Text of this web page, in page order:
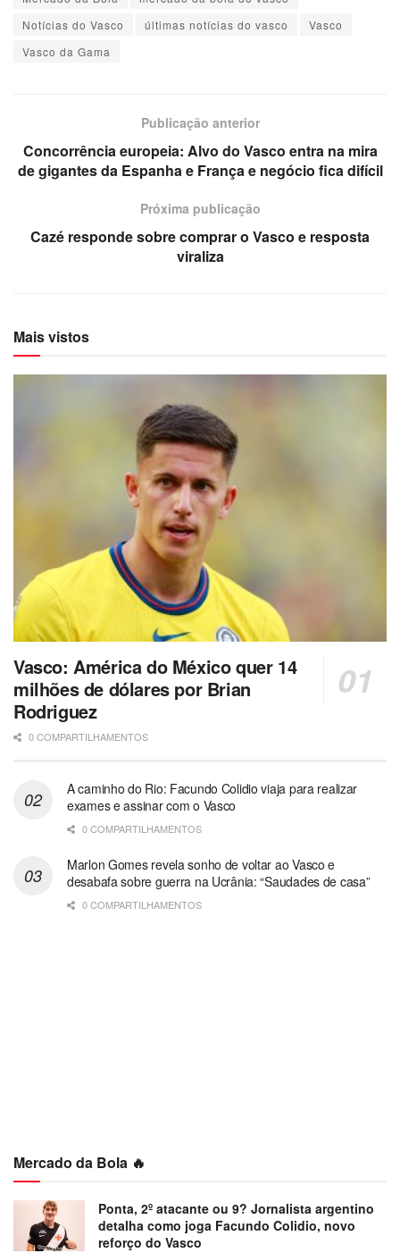
Notícias do Vasco
últimas notícias do vasco
Vasco
Vasco da Gama
Publicação anterior
Concorrência europeia: Alvo do Vasco entra na mira
de gigantes da Espanha e França e negócio fica difícil
Próxima publicação
Cazé responde sobre comprar o Vasco e resposta
viraliza
Mais vistos
Vasco: América do México quer 14
milhões de dólares por Brian
Rodriguez
0 COMPARTILHAMENTOS
A caminho do Rio: Facundo Colidio viaja para realizar
exames e assinar com o Vasco
0 COMPARTILHAMENTOS
Marlon Gomes revela sonho de voltar ao Vasco e
desabafa sobre guerra na Ucrânia: “Saudades de casa”
0 COMPARTILHAMENTOS
Mercado da Bola 🔥
Ponta, 2º atacante ou 9? Jornalista argentino
detalha como joga Facundo Colidio, novo
reforço do Vasco